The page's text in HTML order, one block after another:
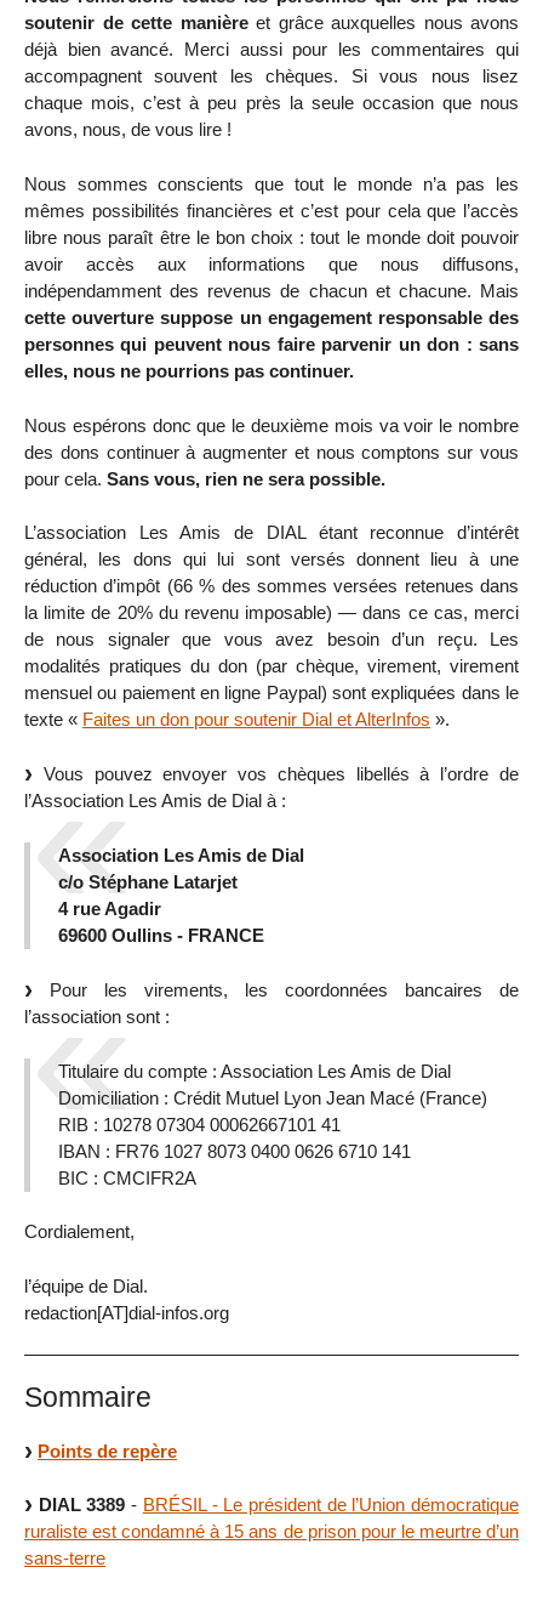
soutenir de cette manièreet grâce auxquelles nous avons
déjà bien avancé. Merci aussi pour les commentaires qui
accompagnent souvent les chèques. Si vous nous lisez
chaque mois, c’est à peu près la seule occasion que nous
avons, nous, de vous lire !
Nous sommes conscients que tout le monde n’a pas les
mêmes possibilités financières et c’est pour cela que l’accès
libre nous paraît être le bon choix : tout le monde doit pouvoir
avoir accès aux informations que nous diffusons,
indépendamment des revenus de chacun et chacune. Mais
cette ouverture suppose un engagement responsable des
personnes qui peuvent nous faire parvenir un don : sans
elles, nous ne pourrions pas continuer.
Nous espérons donc que le deuxième mois va voir le nombre
des dons continuer à augmenter et nous comptons sur vous
pour cela. Sans vous, rien ne sera possible.
L’association Les Amis de DIAL étant reconnue d’intérêt
général, les dons qui lui sont versés donnent lieu à une
réduction d’impôt (66 % des sommes versées retenues dans
la limite de 20% du revenu imposable) — dans ce cas, merci
de nous signaler que vous avez besoin d’un reçu. Les
modalités pratiques du don (par chèque, virement, virement
mensuel ou paiement en ligne Paypal) sont expliquées dans le
texte « Faites un don pour soutenir Dial et AlterInfos ».
Vous pouvez envoyer vos chèques libellés à l’ordre de
l’Association Les Amis de Dial à :
Association Les Amis de Dial
c/o Stéphane Latarjet
4 rue Agadir
69600 Oullins - FRANCE
Pour les virements, les coordonnées bancaires de
l’association sont :
Titulaire du compte : Association Les Amis de Dial
Domiciliation : Crédit Mutuel Lyon Jean Macé (France)
RIB : 10278 07304 00062667101 41
IBAN : FR76 1027 8073 0400 0626 6710 141
BIC : CMCIFR2A
Cordialement,
l’équipe de Dial.
redaction[AT]dial-infos.org
Sommaire
Points de repère
DIAL 3389 - BRÉSIL - Le président de l’Union démocratique
ruraliste est condamné à 15 ans de prison pour le meurtre d’un
sans-terre